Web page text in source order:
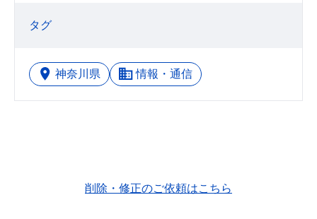
タグ
神奈川県 情報・通信
削除・修正のご依頼はこちら